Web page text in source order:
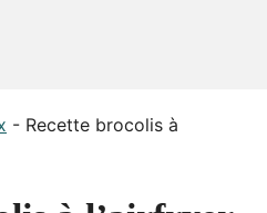
- Recette brocolis à